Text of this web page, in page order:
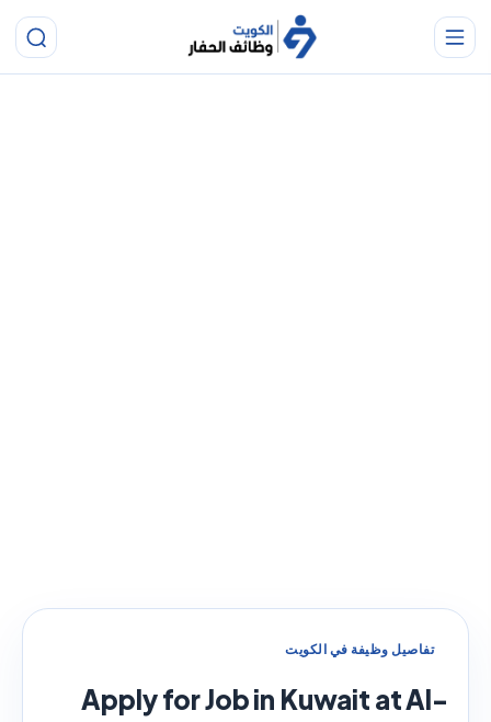
تفاصيل وظيفة في الكويت
Apply for Job in Kuwait at Al-